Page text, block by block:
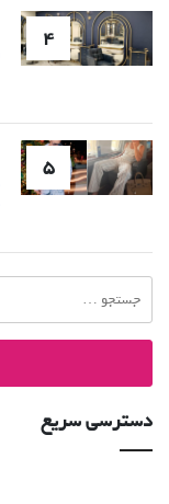
4
5
جستجو
برای:
دسترسی سریع